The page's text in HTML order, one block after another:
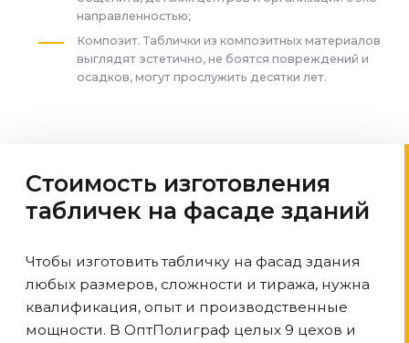
направленностью;
Композит. Таблички из композитных материалов
выглядят эстетично, не боятся повреждений и
осадков, могут прослужить десятки лет.
Стоимость изготовления
табличек на фасаде зданий
Чтобы изготовить табличку на фасад здания
любых размеров, сложности и тиража, нужна
квалификация, опыт и производственные
мощности. В ОптПолиграф целых 9 цехов и